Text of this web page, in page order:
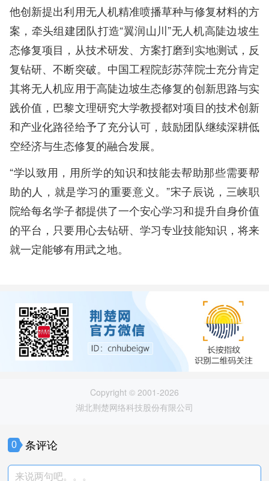
他创新提出利用无人机精准喷播草种与修复材料的方
案，牵头组建团队打造“翼润山川”无人机高陡边坡生
态修复项目，从技术研发、方案打磨到实地测试，反
复钻研、不断突破。中国工程院彭苏萍院士充分肯定
其将无人机应用于高陡边坡生态修复的创新思路与实
践价值，巴黎文理研究大学教授都对项目的技术创新
和产业化路径给予了充分认可，鼓励团队继续深耕低
空经济与生态修复的融合发展。
“学以致用，用所学的知识和技能去帮助那些需要帮
助的人，就是学习的重要意义。”宋子辰说，三峡职
院给每名学子都提供了一个安心学习和提升自身价值
的平台，只要用心去钻研、学习专业技能知识，将来
就一定能够有用武之地。
Copyright © 2001-2026
湖北荆楚网络科技股份有限公司
0 条评论
来说两句吧。。。